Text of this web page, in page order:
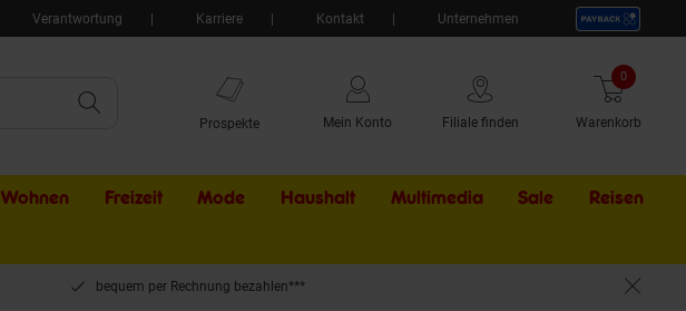
Verantwortung Karriere Kontakt Unternehmen
Prospekte Mein Konto Filiale finden Warenkorb
0 Artikel
Wohnen Freizeit Mode Haushalt Multimedia Sale Externer
Reisen
bequem per Rechnung bezahlen***